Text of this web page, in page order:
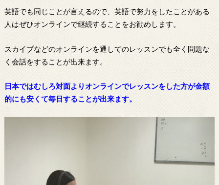
英語でも同じことが言えるので、英語で努力をしたことがある
人はぜひオンラインで継続することをお勧めします。
スカイプなどのオンラインを通してのレッスンでも全く問題な
く会話をすることが出来ます。
日本ではむしろ対面よりオンラインでレッスンをした方が金額
的にも安くて毎日することが出来ます。